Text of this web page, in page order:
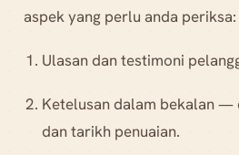
aspek yang perlu anda periksa:
Ulasan dan testimoni
Ketelusan dalam bekalan —
dan tarikh penuaian.